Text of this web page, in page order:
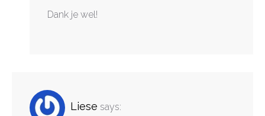
Dank je wel!
Liese says: